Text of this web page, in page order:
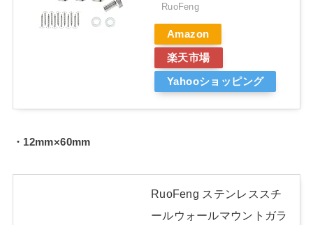
RuoFeng
Amazon
楽天市場
Yahooショッピング
・12mm×60mm
RuoFeng ステンレススチ
ールウォールマウントガラ